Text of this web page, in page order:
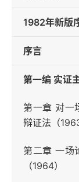
1982年新版
序言
第一编 实证
第一章 对一
辩证法（1963
第二章 一场
（1964）